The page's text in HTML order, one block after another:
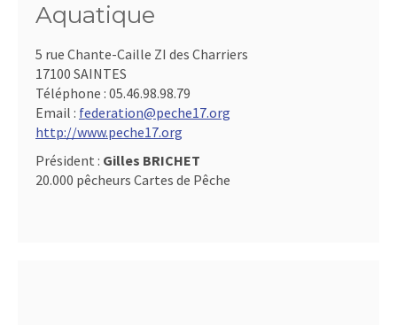
Aquatique
5 rue Chante-Caille ZI des Charriers
17100 SAINTES
Téléphone : 05.46.98.98.79
Email : federation@peche17.org
http://www.peche17.org
Président : Gilles BRICHET
20.000 pêcheurs Cartes de Pêche